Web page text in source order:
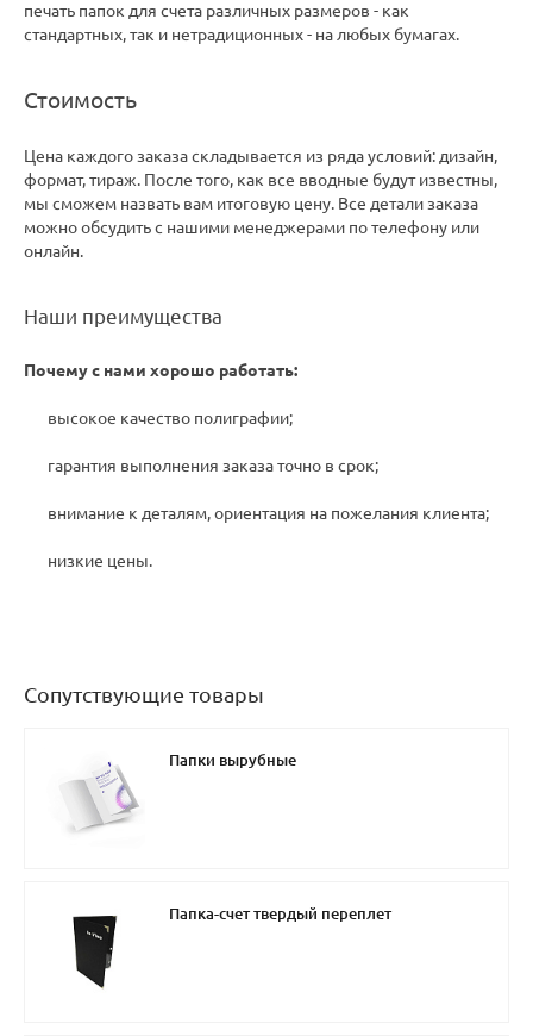
печать папок для счета различных размеров - как
стандартных, так и нетрадиционных - на любых бумагах.
Стоимость
Цена каждого заказа складывается из ряда условий: дизайн,
формат, тираж. После того, как все вводные будут известны,
мы сможем назвать вам итоговую цену. Все детали заказа
можно обсудить с нашими менеджерами по телефону или
онлайн.
Наши преимущества
Почему с нами хорошо работать:
высокое качество полиграфии;
гарантия выполнения заказа точно в срок;
внимание к деталям, ориентация на пожелания клиента;
низкие цены.
Сопутствующие товары
Папки вырубные
Папка-счет твердый переплет